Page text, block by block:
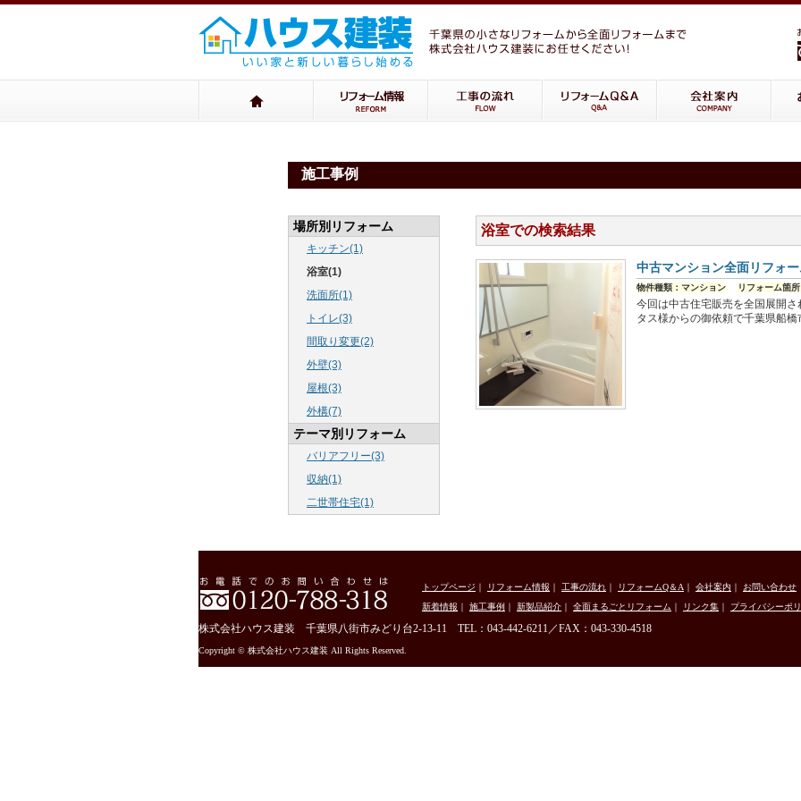
施工事例
場所別リフォーム
キッチン(1)
浴室(1)
洗面所(1)
トイレ(3)
間取り変更(2)
外壁(3)
屋根(3)
外構(7)
テーマ別リフォーム
バリアフリー(3)
収納(1)
二世帯住宅(1)
浴室での検索結果
中古マンション全面リフォ
物件種類：マンション リフォーム箇
今回は中古住宅販売を全国展開
タス様からの御依頼で千葉県船
トップページ ｜ リフォーム情報 ｜ 工事の流れ ｜ リフォームQ＆A ｜ 会社案内 ｜ お問い合わせ
新着情報 ｜ 施工事例 ｜ 新製品紹介 ｜ 全面まるごとリフォーム ｜ リンク集 ｜ プライバシーポ
株式会社ハウス建装 千葉県八街市みどり台2-13-11 TEL：043-442-6211／FAX：043-330-4518
Copyright © 株式会社ハウス建装 All Rights Reserved.